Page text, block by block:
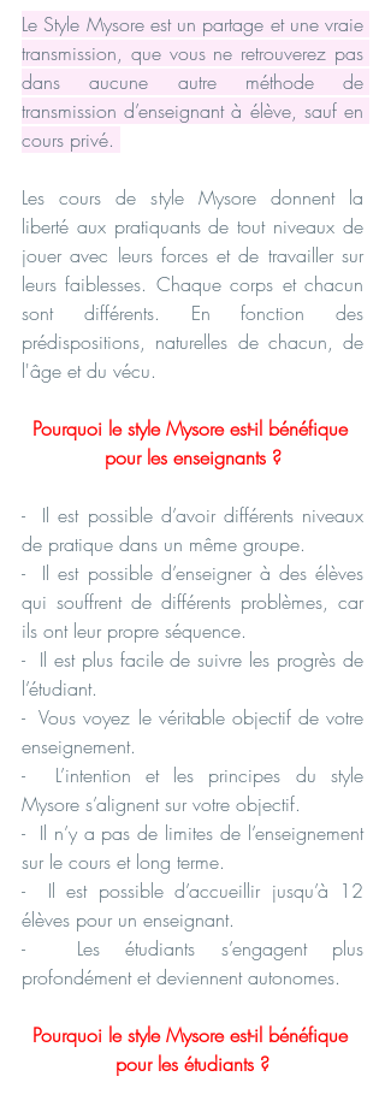
Le Style Mysore est un partage et une vraie
transmission, que vous ne retrouverez pas
dans aucune autre méthode de
transmission d’enseignant à élève, sauf en
cours privé.
Les cours de style Mysore donnent la
liberté aux pratiquants de tout niveaux de
jouer avec leurs forces et de travailler sur
leurs faiblesses. Chaque corps et chacun
sont différents. En fonction des
prédispositions, naturelles de chacun, de
l'âge et du vécu.
Pourquoi le style Mysore est-il bénéfique
pour les enseignants ?
-  Il est possible d’avoir différents niveaux
de pratique dans un même groupe.
-  Il est possible d’enseigner à des élèves
qui souffrent de différents problèmes, car
ils ont leur propre séquence.
-  Il est plus facile de suivre les progrès de
l’étudiant.
-  Vous voyez le véritable objectif de votre
enseignement.
-  L’intention et les principes du style
Mysore s’alignent sur votre objectif.
-  Il n’y a pas de limites de l’enseignement
sur le cours et long terme.
-  Il est possible d’accueillir jusqu’à 12
élèves pour un enseignant.
-  Les étudiants s’engagent plus
profondément et deviennent autonomes.
Pourquoi le style Mysore est-il bénéfique
pour les étudiants ?